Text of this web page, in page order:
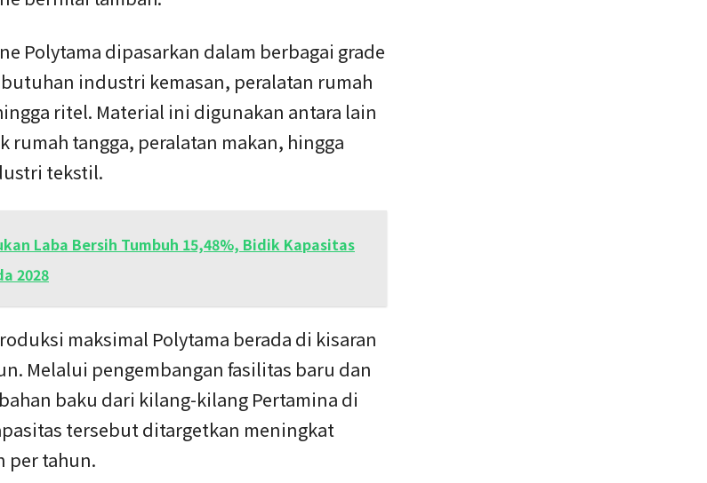
Polytama dipasarkan dalam berbagai grade
industri kemasan, peralatan rumah
ritel. Material ini digunakan antara lain
tangga, peralatan makan, hingga
tekstil.
Laba Bersih Tumbuh 15,48%, Bidik Kapasitas
2028
maksimal Polytama berada di kisaran
Melalui pengembangan fasilitas baru dan
baku dari kilang-kilang Pertamina di
tersebut ditargetkan meningkat
per tahun.